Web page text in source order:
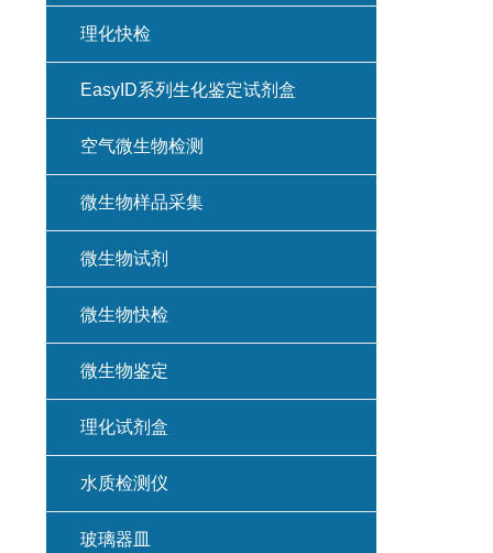
理化快检
EasyID系列生化鉴定试剂盒
空气微生物检测
微生物样品采集
微生物试剂
微生物快检
微生物鉴定
理化试剂盒
水质检测仪
玻璃器皿